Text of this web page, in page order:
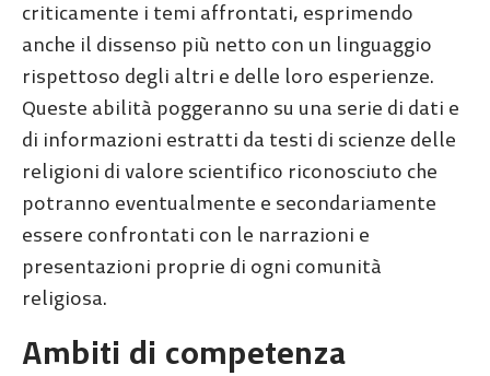
criticamente i temi affrontati, esprimendo
anche il dissenso più netto con un linguaggio
rispettoso degli altri e delle loro esperienze.
Queste abilità poggeranno su una serie di dati e
di informazioni estratti da testi di scienze delle
religioni di valore scientifico riconosciuto che
potranno eventualmente e secondariamente
essere confrontati con le narrazioni e
presentazioni proprie di ogni comunità
religiosa.
Ambiti di competenza